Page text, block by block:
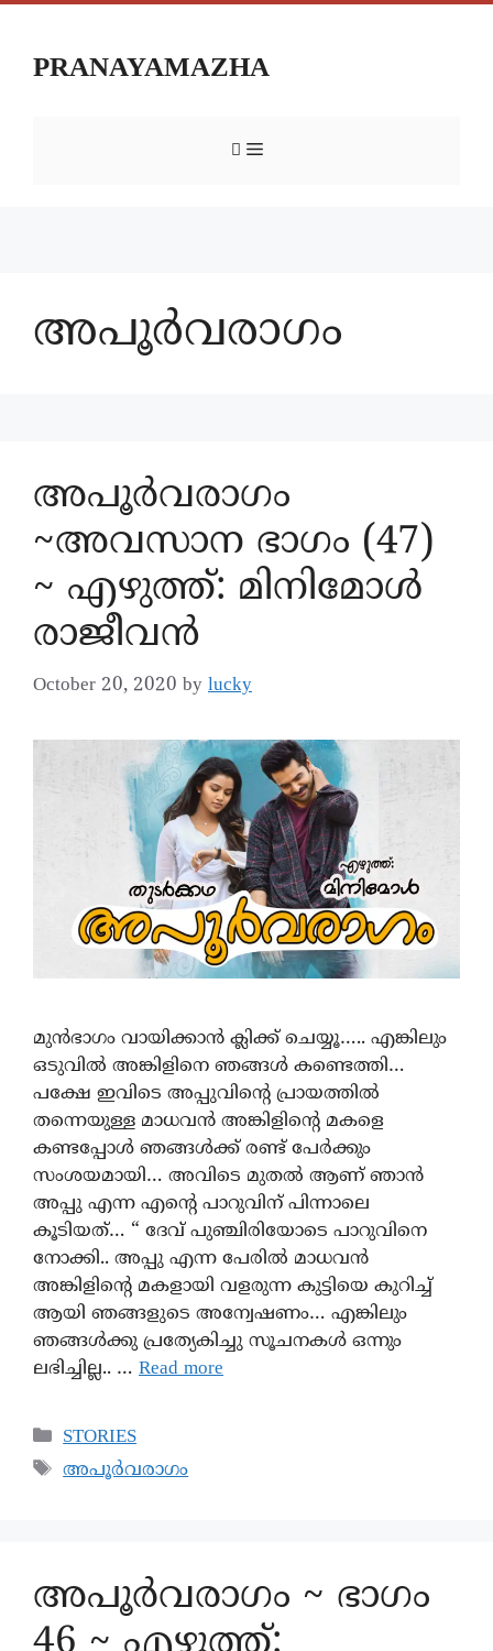
PRANAYAMAZHA
അപൂർവരാഗം
അപൂര്‍വരാഗം
~അവസാന ഭാഗം (47)
~ എഴുത്ത്: മിനിമോൾ
രാജീവൻ
October 20, 2020 by lucky
മുൻഭാഗം വായിക്കാൻ ക്ലിക്ക് ചെയ്യൂ….. എങ്കിലും
ഒടുവില്‍ അങ്കിളിനെ ഞങ്ങൾ കണ്ടെത്തി…
പക്ഷേ ഇവിടെ അപ്പുവിന്റെ പ്രായത്തില്‍
തന്നെയുള്ള മാധവന്‍ അങ്കിളിന്റെ മകളെ
കണ്ടപ്പോള്‍ ഞങ്ങൾക്ക് രണ്ട്‌ പേര്‍ക്കും
സംശയമായി… അവിടെ മുതൽ ആണ് ഞാന്‍
അപ്പു എന്ന എന്റെ പാറുവിന് പിന്നാലെ
കൂടിയത്… “ ദേവ് പുഞ്ചിരിയോടെ പാറുവിനെ
നോക്കി.. അപ്പു എന്ന പേരില്‍ മാധവന്‍
അങ്കിളിന്റെ മകളായി വളരുന്ന കുട്ടിയെ കുറിച്ച്
ആയി ഞങ്ങളുടെ അന്വേഷണം… എങ്കിലും
ഞങ്ങള്‍ക്കു പ്രത്യേകിച്ചു സൂചനകള്‍ ഒന്നും
ലഭിച്ചില്ല.. … Read more
STORIES
അപൂർവരാഗം
അപൂര്‍വരാഗം ~ ഭാഗം